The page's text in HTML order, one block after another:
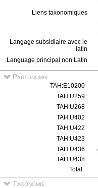
Liens taxonomiques
Langage subsidiaire avec le
latin
Language principal non Latin
Partonomie
TAH:E10200
TAH:U259
TAH:U268
TAH:U402
TAH:U422
TAH:U423
TAH:U436
TAH:U438
Total
Taxonomie